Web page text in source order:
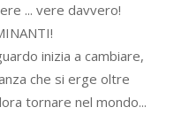
... vere davvero!
inizia a cambiare,
che si erge oltre
tornare nel mondo...